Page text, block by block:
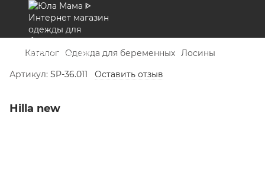
Каталог Одежда для беременных Лосины
Артикул: SP-36.011 Оставить отзыв
Hilla new